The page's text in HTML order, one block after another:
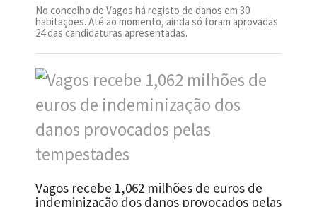
No concelho de Vagos há registo de danos em 30
habitações. Até ao momento, ainda só foram aprovadas
24 das candidaturas apresentadas.
Vagos recebe 1,062 milhões de euros de
indeminização dos danos provocados pelas